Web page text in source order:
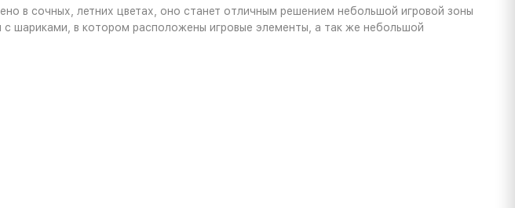
в сочных, летних цветах, оно станет отличным решением небольшой игровой зоны
шариками, в котором расположены игровые элементы, а так же небольшой